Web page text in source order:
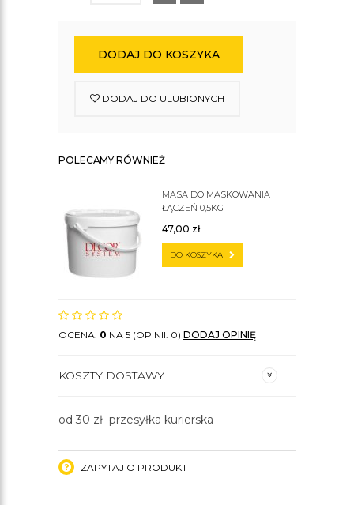
DODAJ DO KOSZYKA
DODAJ DO ULUBIONYCH
POLECAMY RÓWNIEŻ
MASA DO MASKOWANIA
ŁĄCZEŃ 0,5KG
47,00 zł
DO KOSZYKA
OCENA: 0 NA 5 (OPINII: 0) DODAJ OPINIĘ
KOSZTY DOSTAWY
od 30 zł przesyłka kurierska
ZAPYTAJ O PRODUKT